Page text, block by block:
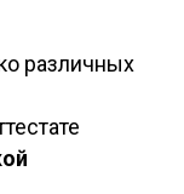
различных